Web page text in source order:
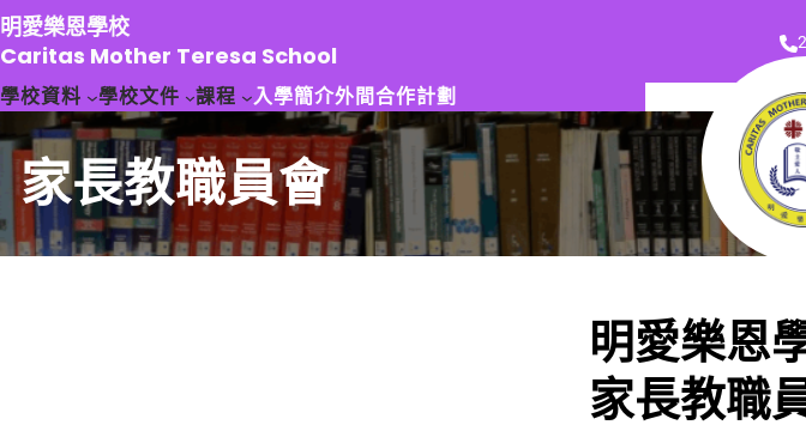
跳
至
主
要
容
明愛樂恩學校
Caritas Mother Teresa School
學校資料 學校文件 課程 入學簡介外間合作計劃
家長教職員會
明愛樂恩
家長教職